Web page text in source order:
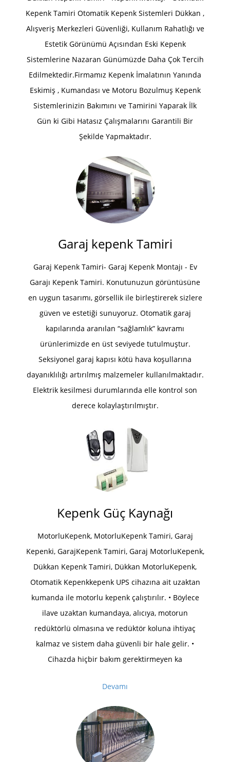
Kepenk Tamiri Otomatik Kepenk Sistemleri Dükkan ,
Alışveriş Merkezleri Güvenliği, Kullanım Rahatlığı ve
Estetik Görünümü Açısından Eski Kepenk
Sistemlerine Nazaran Günümüzde Daha Çok Tercih
Edilmektedir.Firmamız Kepenk İmalatının Yanında
Eskimiş , Kumandası ve Motoru Bozulmuş Kepenk
Sistemlerinizin Bakımını ve Tamirini Yaparak İlk
Gün ki Gibi Hatasız Çalışmalarını Garantili Bir
Şekilde Yapmaktadır.
Garaj kepenk Tamiri
Garaj Kepenk Tamiri- Garaj Kepenk Montajı - Ev
Garajı Kepenk Tamiri. Konutunuzun görüntüsüne
en uygun tasarımı, görsellik ile birleştirerek sizlere
güven ve estetiği sunuyoruz. Otomatik garaj
kapılarında aranılan “sağlamlık” kavramı
ürünlerimizde en üst seviyede tutulmuştur.
Seksiyonel garaj kapısı kötü hava koşullarına
dayanıklılığı artırılmış malzemeler kullanılmaktadır.
Elektrik kesilmesi durumlarında elle kontrol son
derece kolaylaştırılmıştır.
Kepenk Güç Kaynağı
MotorluKepenk, MotorluKepenk Tamiri, Garaj
Kepenki, GarajKepenk Tamiri, Garaj MotorluKepenk,
Dükkan Kepenk Tamiri, Dükkan MotorluKepenk,
Otomatik Kepenkkepenk UPS cihazına ait uzaktan
kumanda ile motorlu kepenk çalıştırılır. • Böylece
ilave uzaktan kumandaya, alıcıya, motorun
redüktörlü olmasına ve redüktör koluna ihtiyaç
kalmaz ve sistem daha güvenli bir hale gelir. •
Cihazda hiçbir bakım gerektirmeyen ka
Devamı